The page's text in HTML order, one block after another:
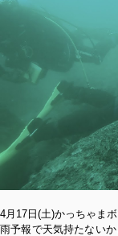
4月17日(土)かっちゃ
雨予報で天気持たない